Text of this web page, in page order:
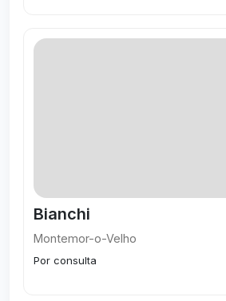
Bianchi
Montemor-o-Velho
Por consulta